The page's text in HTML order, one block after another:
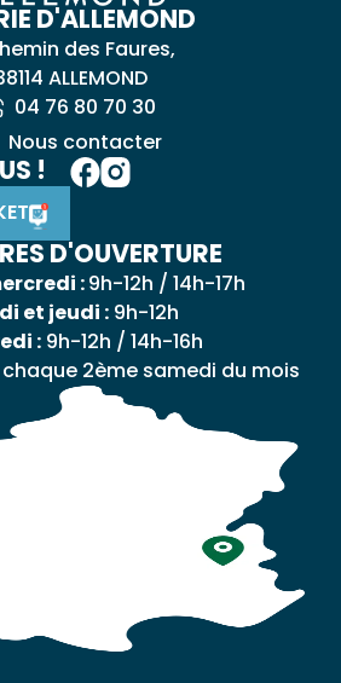
D'ALLEMOND
des Faures,
ALLEMOND
04 76 80 70 30
Nous contacter
!
D'OUVERTURE
:9h-12h / 14h-17h
et jeudi :9h-12h
: 9h-12h / 14h-16h
2ème samedi du mois